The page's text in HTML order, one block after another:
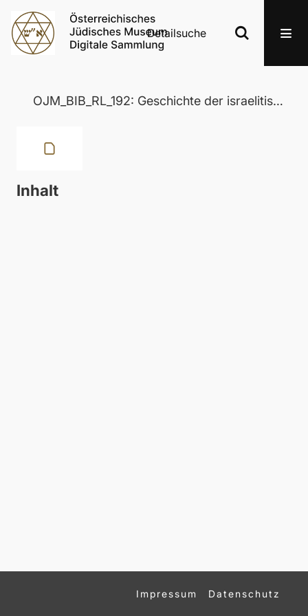
Detailsuche
OJM_BIB_RL_192: Geschichte der israelitischen Religion
Inhalt
Impressum Datenschutz